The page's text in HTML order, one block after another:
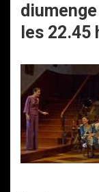
les 22.45